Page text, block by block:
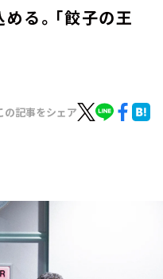
る。「餃子の王
の記事をシェア